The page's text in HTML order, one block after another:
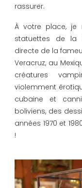
rassurer.
À votre place, je
statuettes de la
directe de la
Veracruz, au
créatures
violemment
cubaine et
boliviens, des
années 1970 et
!